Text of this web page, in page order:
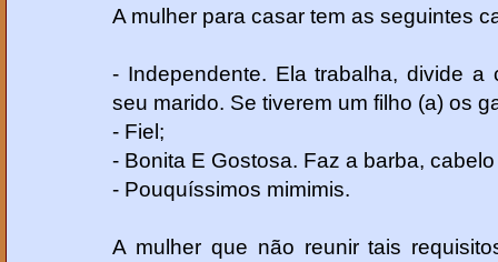
A mulher para casar tem as seguintes
- Independente. Ela trabalha, divide
seu marido. Se tiverem um filho (a) os
- Fiel;
- Bonita E Gostosa. Faz a barba,
- Pouquíssimos mimimis.
A mulher que não reunir tais